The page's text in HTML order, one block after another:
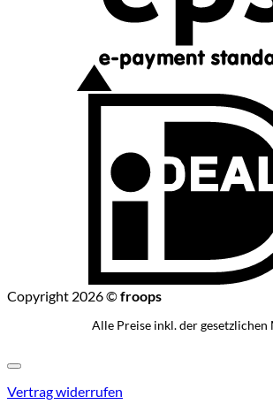
Copyright 2026 ©froops
Alle Preise inkl. der gesetzlichen
Vertrag widerrufen